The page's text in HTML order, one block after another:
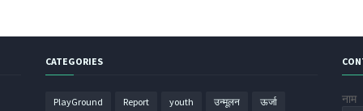
CATEGORIES
PlayGround Report youth उन्मूलन ऊर्जा नाम